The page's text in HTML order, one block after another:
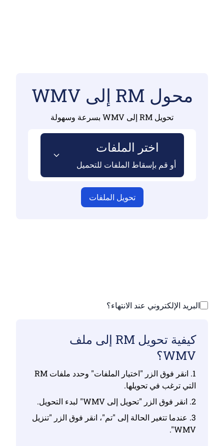
محول RM إلى WMV
تحويل RM إلى WMV بسرعة وسهولة
اختر الملفات
أو قم بإسقاط الملفات للتحميل
تحويل الملفات
البريد الإلكتروني عند الانتهاء؟
كيفية تحويل RM إلى ملف
WMV؟
1. انقر فوق الزر "اختيار الملفات" وحدد ملفات RM
التي ترغب في تحويلها.
2. انقر فوق الزر "تحويل إلى WMV" لبدء التحويل.
3. عندما تتغير الحالة إلى "تم"، انقر فوق الزر "تنزيل
WMV".